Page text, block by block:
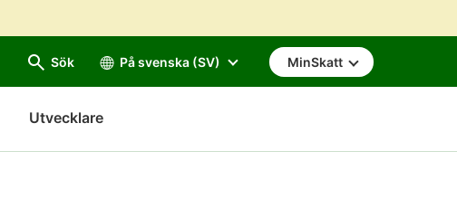
Sök På svenska (SV) MinSkatt
Utvecklare